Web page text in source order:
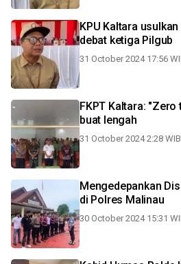
KPU Kaltara
debat ketiga Pilgub
31 October 2024 17:56
FKPT Kaltara:
buat lengah
31 October 2024 2:28
Mengedepankan
di Polres Malinau
30 October 2024 15:31